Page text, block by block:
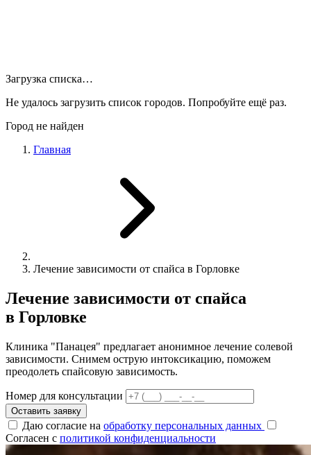
Загрузка списка…
Не удалось загрузить список городов. Попробуйте ещё раз.
Город не найден
Главная
Лечение зависимости от спайса в Горловке
Лечение зависимости от спайса
в Горловке
Клиника "Панацея" предлагает анонимное лечение солевой
зависимости. Снимем острую интоксикацию, поможем
преодолеть спайсовую зависимость.
Номер для консультации
Оставить заявку
Даю согласие на обработку персональных данных
Согласен с политикой конфиденциальности